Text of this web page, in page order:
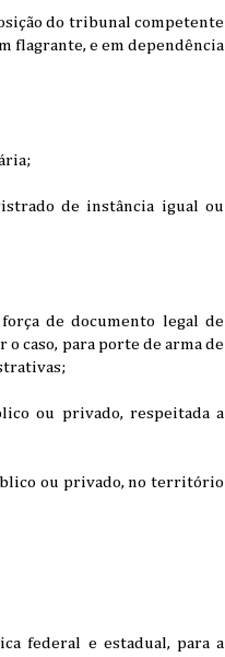
do tribunal competente
flagrante, e em dependência
de instância igual ou
de documento legal de
caso, para porte de arma de
ou privado, respeitada a
ou privado, no território
federal e estadual, para a